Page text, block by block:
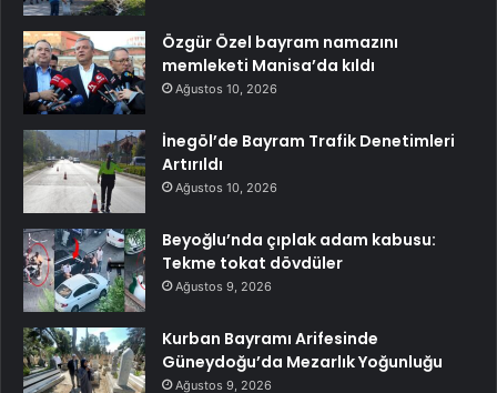
Özgür Özel bayram namazını
memleketi Manisa’da kıldı
Ağustos 10, 2026
İnegöl’de Bayram Trafik Denetimleri
Artırıldı
Ağustos 10, 2026
Beyoğlu’nda çıplak adam kabusu:
Tekme tokat dövdüler
Ağustos 9, 2026
Kurban Bayramı Arifesinde
Güneydoğu’da Mezarlık Yoğunluğu
Ağustos 9, 2026